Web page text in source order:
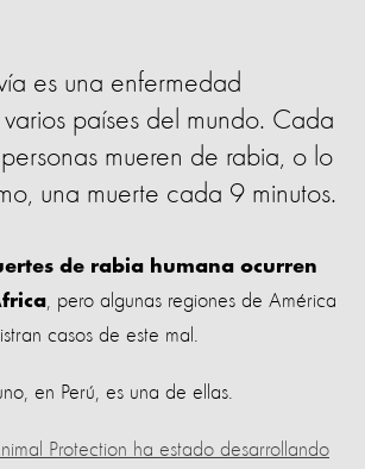
es una enfermedad
países del mundo. Cada
mueren de rabia, o lo
una muerte cada 9 minutos.
de rabia humana ocurren
, pero algunas regiones de América
casos de este mal.
en Perú, es una de ellas.
Protection ha estado desarrollando